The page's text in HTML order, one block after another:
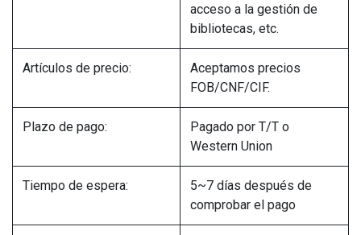
acceso a la gestión de
bibliotecas, etc.
Artículos de precio:
Aceptamos precios
FOB/CNF/CIF.
Plazo de pago:
Pagado por T/T o
Western Union
Tiempo de espera:
5~7 días después de
comprobar el pago